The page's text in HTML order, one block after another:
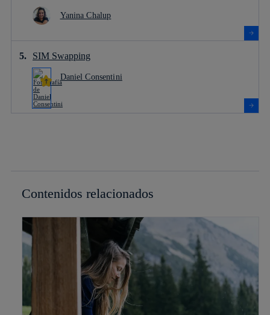
Yanina Chalup
SIM Swapping
Daniel Consentini
Contenidos relacionados